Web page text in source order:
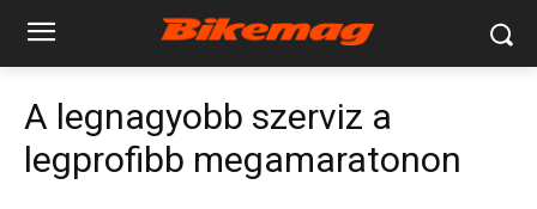
A legnagyobb szerviz a
legprofibb megamaratonon